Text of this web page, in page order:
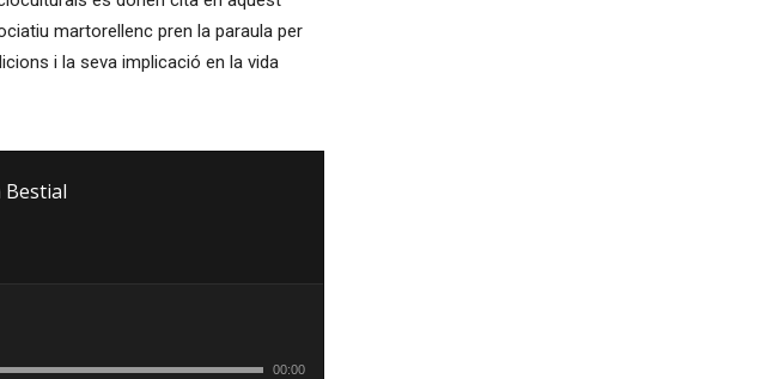
martorellenc pren la paraula per
i la seva implicació en la vida
Bestial
00:00